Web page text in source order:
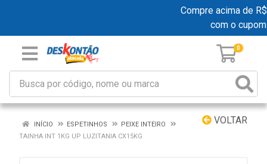
Compre acima de
com o cupom
0
VOLTAR
INÍCIO ESPETINHOS
PEIXE INTEIRO
TAINHA INT 1KG UP LUZITANIA CX15KG